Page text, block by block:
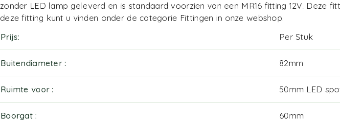
zonder LED lamp geleverd en is standaard voorzien van een MR16 fitting 12V. Deze
deze fitting kunt u vinden onder de categorie Fittingen in onze webshop.
Prijs
Per Stuk
Buitendiameter 82mm
Ruimte voor 50mm LED
Boorgat 60mm